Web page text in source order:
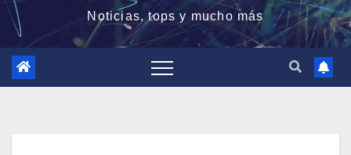
Noticias, tops y mucho más